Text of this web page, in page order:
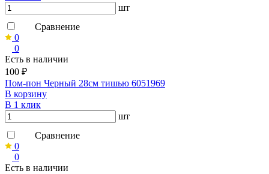
шт
Сравнение
0
0
Есть в наличии
100 ₽
Пом-пон Черный 28см тишью 6051969
В корзину
В 1 клик
шт
Сравнение
0
0
Есть в наличии